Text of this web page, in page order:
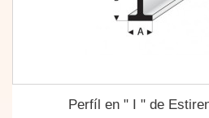
Perfíl en " I " de